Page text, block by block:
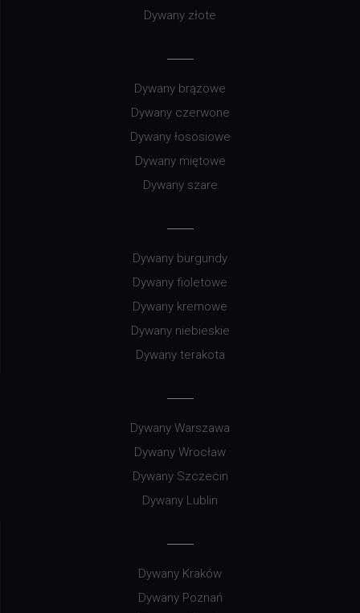
Dywany złote
Dywany brązowe
Dywany czerwone
Dywany łososiowe
Dywany miętowe
Dywany szare
Dywany burgundy
Dywany fioletowe
Dywany kremowe
Dywany niebieskie
Dywany terakota
Dywany Warszawa
Dywany Wrocław
Dywany Szczecin
Dywany Lublin
Dywany Kraków
Dywany Poznań